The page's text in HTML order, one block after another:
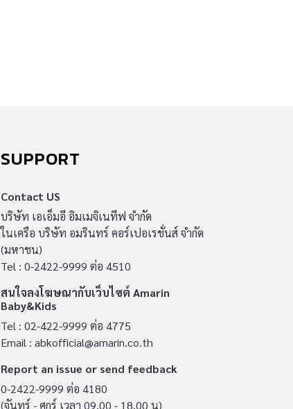
SUPPORT
Contact US
บริษัท เอเอ็มอี อิมเมจิเนทีฟ จำกัด
ในเครือ บริษัท อมรินทร์ คอร์เปอเรชั่นส์ จำกัด
(มหาชน)
Tel : 0-2422-9999 ต่อ 4510
สนใจลงโฆษณากับเว็บไซต์ Amarin
Baby&Kids
Tel : 02-422-9999 ต่อ 4775
Email : abkofficial@amarin.co.th
Report an issue or send feedback
0-2422-9999 ต่อ 4180
(จันทร์ - ศุกร์ เวลา 09.00 - 18.00 น)